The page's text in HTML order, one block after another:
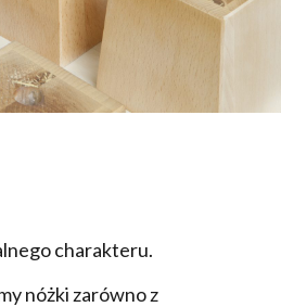
charakteru.
nóżki zarówno z